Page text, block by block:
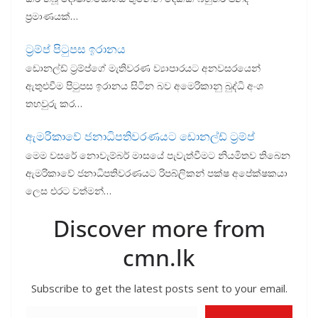
k
ප්‍රමාණයක්…
ට්‍රම්ප් පිටුපස ඉරානය
ඩොනල්ඩ් ට්‍රම්ප්ගේ මැතිවරණ ව්‍යාපාරයට අනවසරයෙන්
ඇතුළුවීම පිටුපස ඉරානය සිටින බව අමෙරිකානු බුද්ධි අංශ
තහවුරු කර…
ඇමරිකාවේ ජනාධිපතිවරණයට ඩොනල්ඩ් ට්‍රම්ප්
මෙම වසරේ නොවැම්බර් මාසයේ පැවැත්වීමට නියමිතව තිබෙන
ඇමරිකාවේ ජනාධිපතිවරණයට රිපබ්ලිකන් පක්ෂ අපේක්ෂකයා
ලෙස එරට වත්මන්…
Discover more from
cmn.lk
Subscribe to get the latest posts sent to your email.